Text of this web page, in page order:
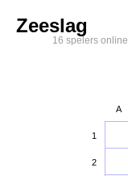
Zeeslag
16 spelers online
1
A
2